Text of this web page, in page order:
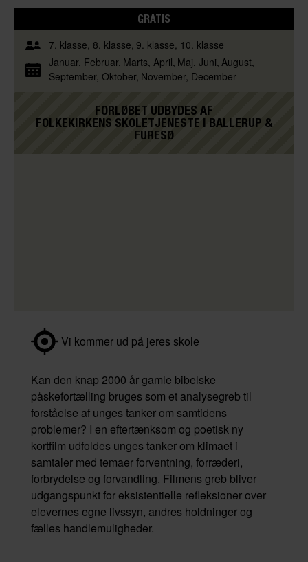
GRATIS
7. klasse 8. klasse 9. klasse 10. klasse
Januar Februar Marts April Maj Juni August
September Oktober November December
FORLØBET UDBYDES AF
FOLKEKIRKENS SKOLETJENESTE I BALLERUP &
FURESØ
Vi kommer ud på jeres skole
Kan den knap 2000 år gamle bibelske
påskefortælling bruges som et analysegreb til
forståelse af unges tanker om samtidens
problemer? I en eftertænksom og poetisk ny
kortfilm udfoldes unges tanker om klimaet i
samtaler med temaer forventning, forræderi,
forbrydelse og forvandling. Filmens greb bliver
udgangspunkt for eksistentielle refleksioner over
elevernes egne livssyn, andres holdninger og
fælles handlemuligheder.